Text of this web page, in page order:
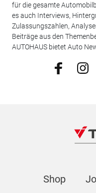
für die gesamte
es auch Interviews,
Zulassungszahlen,
Beiträge aus den
AUTOHAUS bietet Auto
Shop